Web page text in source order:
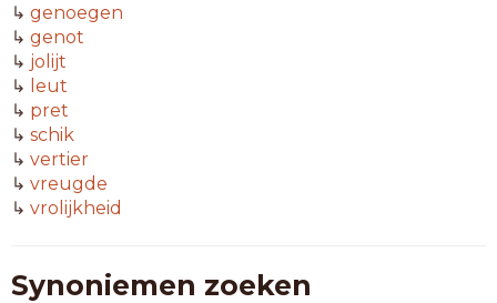
↳ genoegen
↳ genot
↳ jolijt
↳ leut
↳ pret
↳ schik
↳ vertier
↳ vreugde
↳ vrolijkheid
Synoniemen zoeken